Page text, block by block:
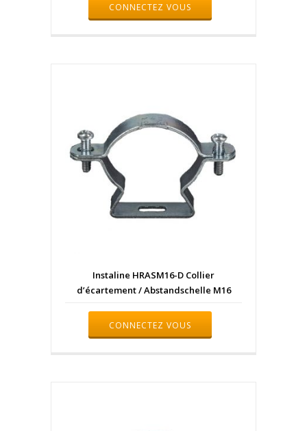
CONNECTEZ VOUS
Instaline HRASM16-D Collier
d’écartement / Abstandschelle M16
CONNECTEZ VOUS